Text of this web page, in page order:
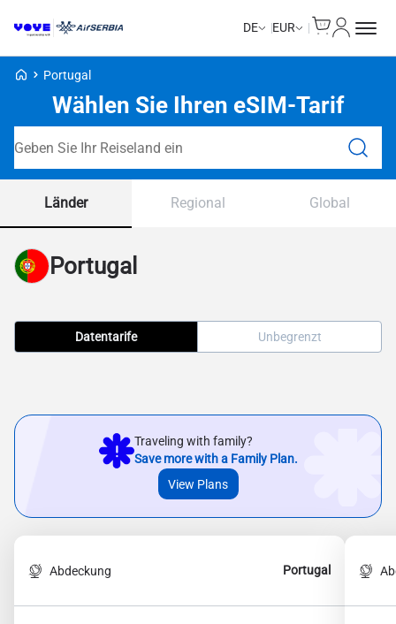
DE EUR
Voye Homepage
Portugal
Wählen Sie Ihren eSIM-Tarif
Länder Regional Global
Portugal
Datentarife Unbegrenzt
Traveling with family?
Save more with a Family Plan.
View Plans
Abdeckung Portugal